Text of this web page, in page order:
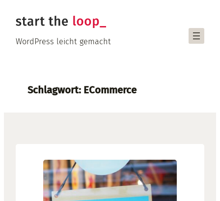
Inhalt
WordPress leicht gemacht
Schlagwort: ECommerce